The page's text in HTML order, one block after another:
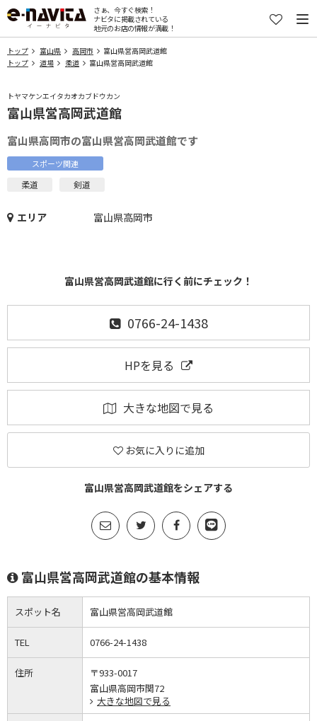
さぁ、今すぐ検索！
ナビタに掲載されている
地元のお店の情報が満載！
トップ 富山県 高岡市
富山県営高岡武道館
トップ
道場 柔道 富山県営高岡武道館
トヤマケンエイタカオカブドウカン
富山県営高岡武道館
富山県高岡市の富山県営高岡武道館です
スポーツ関連
柔道 剣道
エリア 富山県高岡市
富山県営高岡武道館に行く前にチェック！
0766-24-1438
HPを見る
大きな地図で見る
お気に入りに追加
富山県営高岡武道館をシェアする
富山県営高岡武道館の基本情報
スポット名 富山県営高岡武道館
TEL 0766-24-1438
住所
〒933-0017
富山県高岡市関72
大きな地図で見る